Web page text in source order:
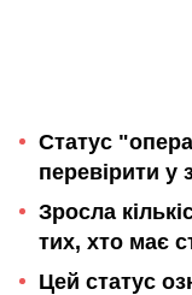
Статус
перевірити у
Зросла
тих, хто має
Цей статус